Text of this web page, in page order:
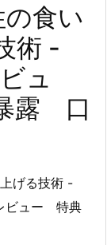
食い
術 -
ュ
露 口
げる技術 -
ビュー 特典